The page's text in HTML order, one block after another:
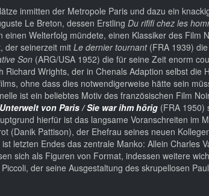
inmitten der Metropole Paris und dazu ein
Le Breton, dessen Erstling Du rififi chez les
einen Welterfolg mündete, einen Klassiker des Film
der seinerzeit mit Le dernier tournant(FRA 1939)
Son (ARG/USA 1952) die für seine Zeit enorm
Wrights, der in Chenals Adaption selbst die
ohne dass dies notwendigerweise hätte sein
ist ein beliebtes Motiv des französischen Film
Unterwelt von Paris / Sie war ihm hörig (FRA 1950)
hierfür ist das langsame Voranschreiten im
(Danik Pattison), der Ehefrau seines neuen
letzten Endes das zentrale Manko: Allein Charles
sich als Figuren von Format, indessen weitere
der seine Ausgestaltung des skrupellosen